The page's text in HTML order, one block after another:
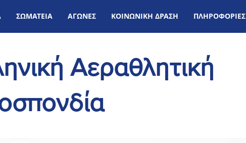
ΣΩΜΑΤΕΙΑ ΑΓΩΝΕΣ ΚΟΙΝΩΝΙΚΗ ΔΡΑΣΗ ΠΛΗΡΟΦΟΡΙΕΣ
Αεραθλητική